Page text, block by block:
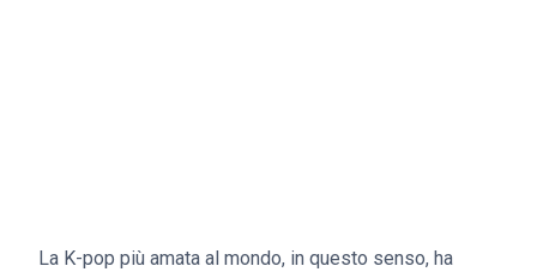
La K-pop più amata al mondo, in questo senso, ha